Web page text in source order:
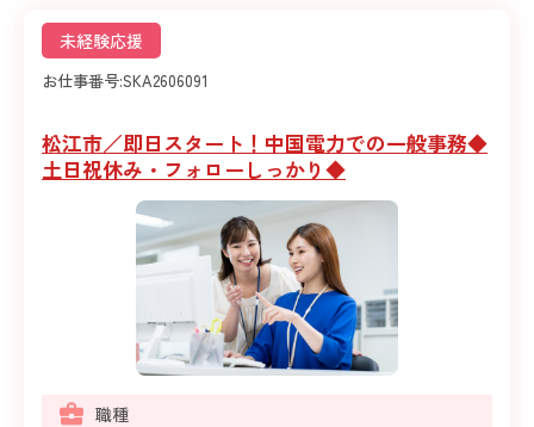
未経験応援
お仕事番号:SKA2606091
松江市／即日スタート！中国電力での一般事務◆
土日祝休み・フォローしっかり◆
職種